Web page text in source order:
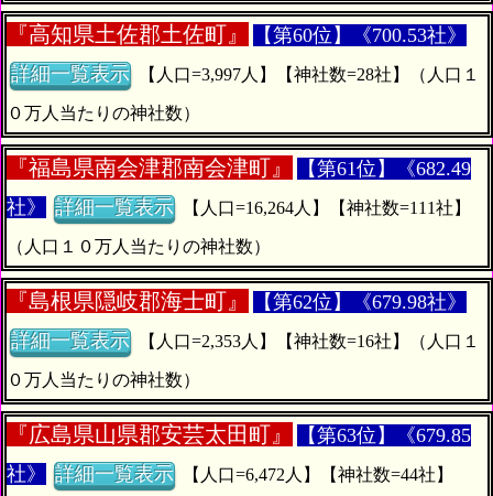
『高知県土佐郡土佐町』
【第60位】《700.53社》
詳細一覧表示
０万人当たりの神社数）
『福島県南会津郡南会津町』
【第61位】《682.49
社》
詳細一覧表示
（人口１０万人当たりの神社数）
『島根県隠岐郡海士町』
【第62位】《679.98社》
詳細一覧表示
０万人当たりの神社数）
『広島県山県郡安芸太田町』
【第63位】《679.85
社》
詳細一覧表示